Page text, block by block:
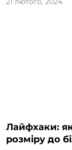
Лайфхаки:
розміру до